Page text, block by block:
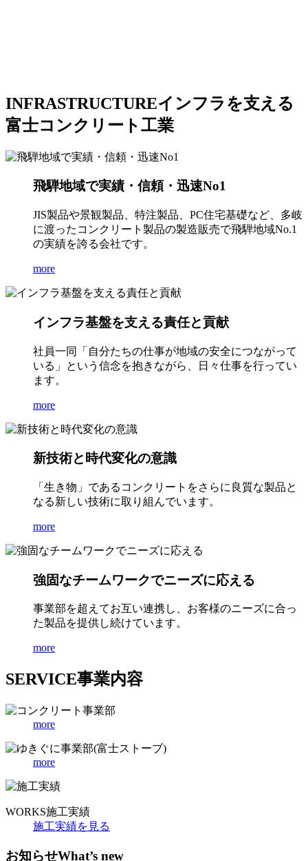
INFRASTRUCTUREインフラを支える
富士コンクリート工業
飛騨地域で実績・信頼・迅速No1
JIS製品や景観製品、特注製品、PC住宅基礎など、多岐
に渡ったコンクリート製品の製造販売で飛騨地域No.1
の実績を誇る会社です。
more
インフラ基盤を支える責任と貢献
社員一同「自分たちの仕事が地域の安全につながって
いる」という信念を抱きながら、日々仕事を行ってい
ます。
more
新技術と時代変化の意識
「生き物」であるコンクリートをさらに良質な製品と
なる新しい技術に取り組んでいます。
more
強固なチームワークでニーズに応える
事業部を超えてお互い連携し、お客様のニーズに合っ
た製品を提供し続けています。
more
SERVICE事業内容
more
more
WORKS施工実績
施工実績を見る
お知らせWhat’s new